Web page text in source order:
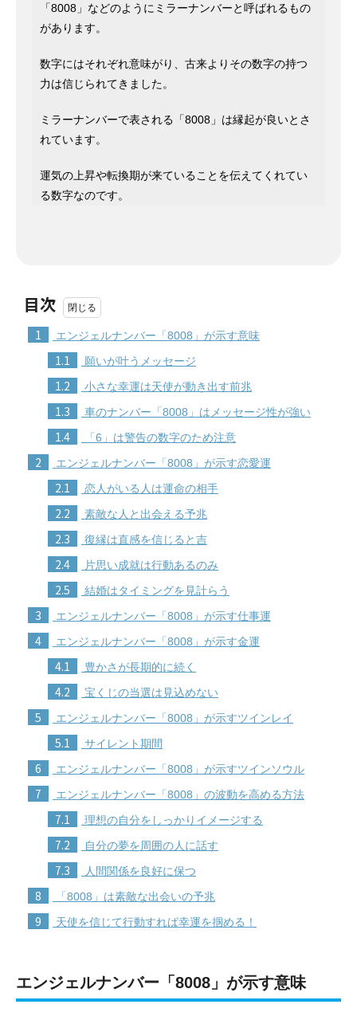
「8008」などのようにミラーナンバーと呼ばれるもの
があります。
数字にはそれぞれ意味がり、古来よりその数字の持つ
力は信じられてきました。
ミラーナンバーで表される「8008」は縁起が良いとさ
れています。
運気の上昇や転換期が来ていることを伝えてくれてい
る数字なのです。
目次
1 エンジェルナンバー「8008」が示す意味
1.1 願いが叶うメッセージ
1.2 小さな幸運は天使が動き出す前兆
1.3 車のナンバー「8008」はメッセージ性が強い
1.4 「6」は警告の数字のため注意
2 エンジェルナンバー「8008」が示す恋愛運
2.1 恋人がいる人は運命の相手
2.2 素敵な人と出会える予兆
2.3 復縁は直感を信じると吉
2.4 片思い成就は行動あるのみ
2.5 結婚はタイミングを見計らう
3 エンジェルナンバー「8008」が示す仕事運
4 エンジェルナンバー「8008」が示す金運
4.1 豊かさが長期的に続く
4.2 宝くじの当選は見込めない
5 エンジェルナンバー「8008」が示すツインレイ
5.1 サイレント期間
6 エンジェルナンバー「8008」が示すツインソウル
7 エンジェルナンバー「8008」の波動を高める方法
7.1 理想の自分をしっかりイメージする
7.2 自分の夢を周囲の人に話す
7.3 人間関係を良好に保つ
8 「8008」は素敵な出会いの予兆
9 天使を信じて行動すれば幸運を掴める！
エンジェルナンバー「8008」が示す意味